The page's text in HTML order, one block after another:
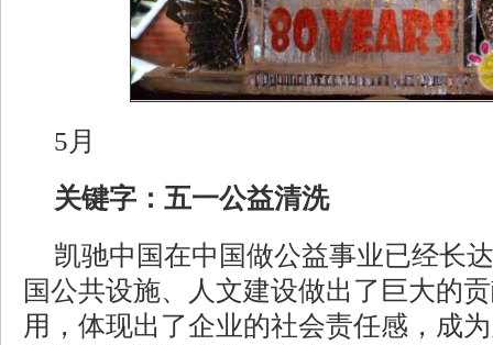
5月
关键字：五一公益清洗
凯驰中国在中国做公益事业已经长
国公共设施、人文建设做出了巨大的
用，体现出了企业的社会责任感，成